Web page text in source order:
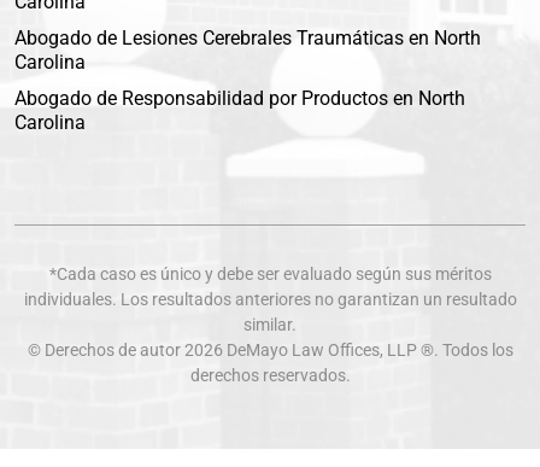
Abogado de Lesiones Cerebrales Traumáticas en North
Carolina
Abogado de Responsabilidad por Productos en North
Carolina
*Cada caso es único y debe ser evaluado según sus méritos
individuales. Los resultados anteriores no garantizan un resultado
similar.
© Derechos de autor 2026 DeMayo Law Offices, LLP ®. Todos los
derechos reservados.